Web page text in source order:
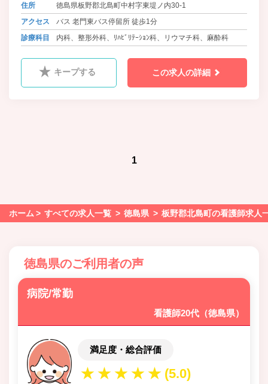
住所
徳島県板野郡北島町中村字東堤ノ内30-1
アクセス
バス 老門東バス停留所 徒歩1分
診療科目
内科、整形外科、ﾘﾊﾋﾞﾘﾃｰｼｮﾝ科、リウマチ科、麻酔科
キープする この求人の詳細
1
ホーム すべての求人一覧 徳島県 板野郡北島町の看護師求人
徳島県のご利用者の声
病院/常勤
看護師20代（徳島県）
満足度・総合評価